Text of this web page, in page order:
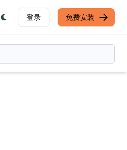
登录 免费安装